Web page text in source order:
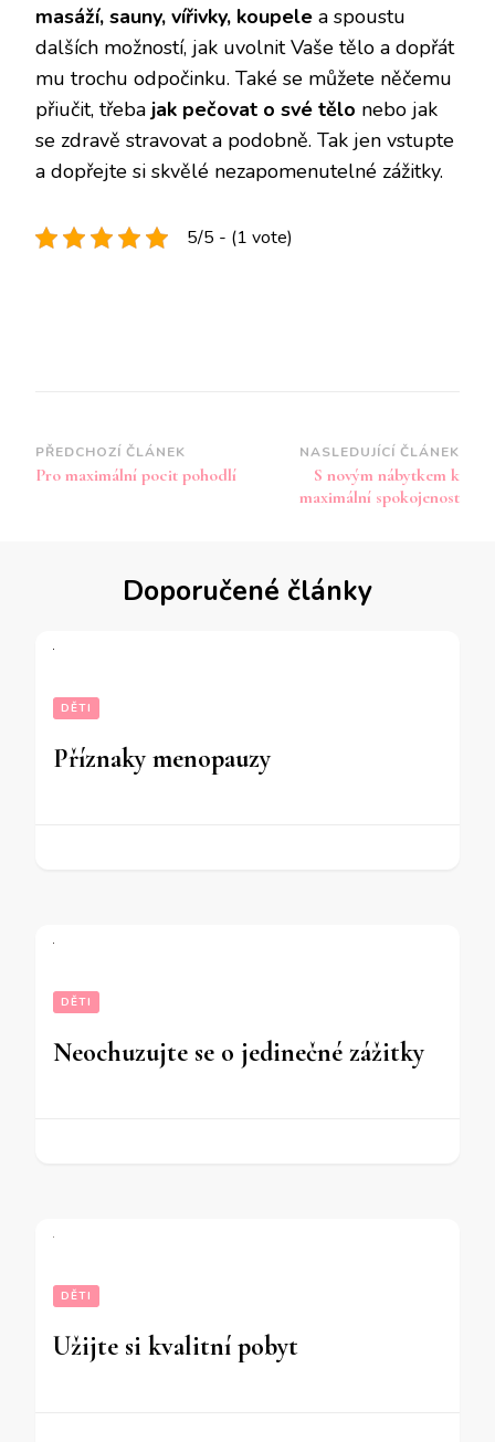
masáží, sauny, vířivky, koupele a spoustu
dalších možností, jak uvolnit Vaše tělo a dopřát
mu trochu odpočinku. Také se můžete něčemu
přiučit, třeba jak pečovat o své tělo nebo jak
se zdravě stravovat a podobně. Tak jen vstupte
a dopřejte si skvělé nezapomenutelné zážitky.
5/5 - (1 vote)
Navigace
příspěvku
PŘEDCHOZÍ ČLÁNEK
Pro maximální pocit pohodlí
NASLEDUJÍCÍ ČLÁNEK
S novým nábytkem k
maximální spokojenost
Doporučené články
DĚTI
Příznaky menopauzy
DĚTI
Neochuzujte se o jedinečné zážitky
DĚTI
Užijte si kvalitní pobyt